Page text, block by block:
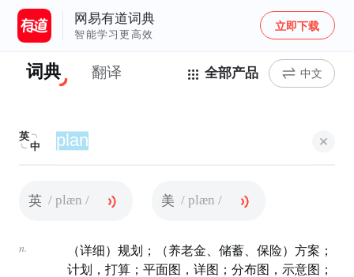
网易有道词典
智能学习更高效
立即下载
词典 翻译 全部产品 中文
英
中
英 / plæn / 美 / plæn /
n.
（详细）规划；（养老金、储蓄、保险）方案；
计划，打算；平面图，详图；分布图，示意图；